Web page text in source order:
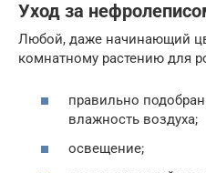
Уход за
Любой, даже начинающий
комнатному растению для
правильно
влажность воздуха;
освещение;